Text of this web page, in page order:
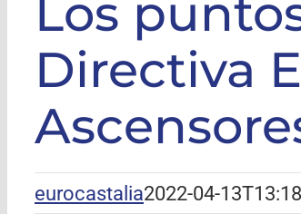
Los
Directiva
eurocastalia2022-04-